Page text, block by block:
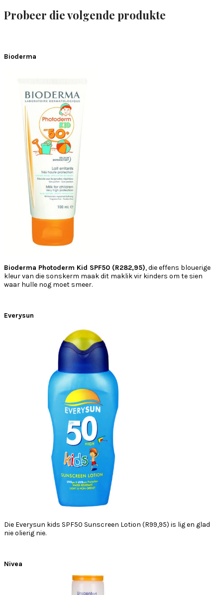
Probeer die volgende produkte
Bioderma
Bioderma Photoderm Kid SPF50 (R282,95), die effens blouerige
kleur van die sonskerm maak dit maklik vir kinders om te sien
waar hulle nog moet smeer.
Everysun
Die Everysun kids SPF50 Sunscreen Lotion (R99,95) is lig en glad
nie olierig nie.
Nivea